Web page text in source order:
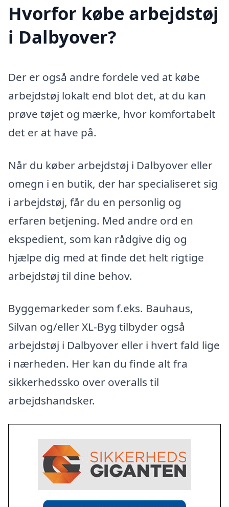
Hvorfor købe arbejdstøj
i Dalbyover?
Der er også andre fordele ved at købe
arbejdstøj lokalt end blot det, at du kan
prøve tøjet og mærke, hvor komfortabelt
det er at have på.
Når du køber arbejdstøj i Dalbyover eller
omegn i en butik, der har specialiseret sig
i arbejdstøj, får du en personlig og
erfaren betjening. Med andre ord en
ekspedient, som kan rådgive dig og
hjælpe dig med at finde det helt rigtige
arbejdstøj til dine behov.
Byggemarkeder som f.eks. Bauhaus,
Silvan og/eller XL-Byg tilbyder også
arbejdstøj i Dalbyover eller i hvert fald lige
i nærheden. Her kan du finde alt fra
sikkerhedssko over overalls til
arbejdshandsker.